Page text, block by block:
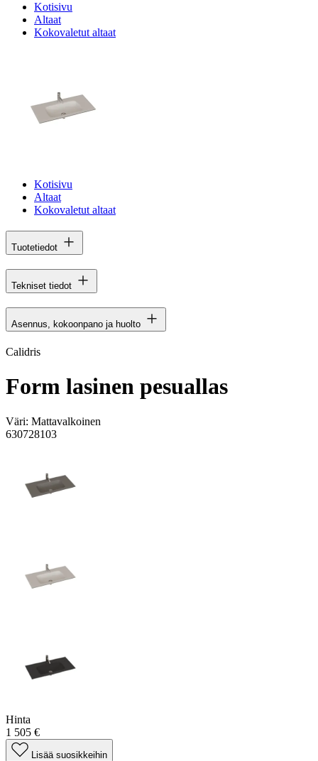
Kotisivu
Altaat
Kokovaletut altaat
Kotisivu
Altaat
Kokovaletut altaat
Tuotetiedot
Tekniset tiedot
Asennus, kokoonpano ja huolto
Calidris
Form lasinen pesuallas
Väri: Mattavalkoinen
630728103
Hinta
1 505 €
Lisää suosikkeihin